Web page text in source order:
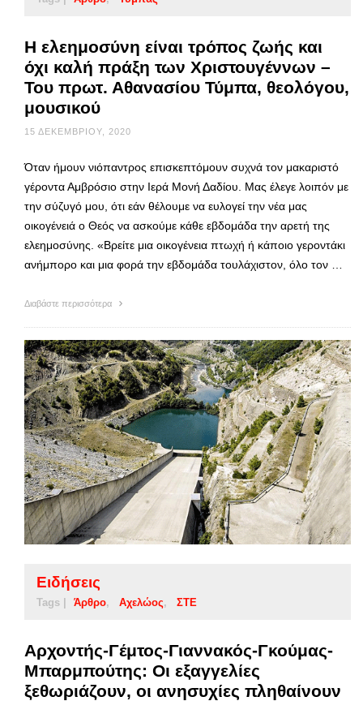
Η ελεημοσύνη είναι τρόπος ζωής και
όχι καλή πράξη των Χριστουγέννων –
Του πρωτ. Αθανασίου Τύμπα, θεολόγου,
μουσικού
15 ΔΕΚΕΜΒΡΊΟΥ, 2020
Όταν ήμουν νιόπαντρος επισκεπτόμουν συχνά τον μακαριστό
γέροντα Αμβρόσιο στην Ιερά Μονή Δαδίου. Μας έλεγε λοιπόν με
την σύζυγό μου, ότι εάν θέλουμε να ευλογεί την νέα μας
οικογένειά ο Θεός να ασκούμε κάθε εβδομάδα την αρετή της
ελεημοσύνης. «Βρείτε μια οικογένεια πτωχή ή κάποιο γεροντάκι
ανήμπορο και μια φορά την εβδομάδα τουλάχιστον, όλο τον …
Διαβάστε περισσότερα
Ειδήσεις
Tags | Άρθρο Αχελώος ΣΤΕ
Αρχοντής-Γέμτος-Γιαννακός-Γκούμας-
Μπαρμπούτης: Οι εξαγγελίες
ξεθωριάζουν, οι ανησυχίες πληθαίνουν